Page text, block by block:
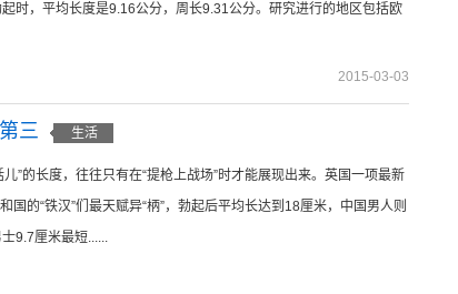
时，平均长度是9.16公分，周长9.31公分。研究进行的地区包括欧
2015-03-03
三 生活
”的长度，往往只有在“提枪上战场”时才能展现出来。英国一项最新
国的“铁汉”们最天赋异“柄”，勃起后平均长达到18厘米，中国男人则
9.7厘米最短......